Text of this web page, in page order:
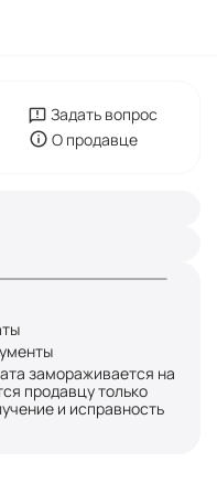
Задать вопрос
О продавце
замораживается на
продавцу только
и исправность